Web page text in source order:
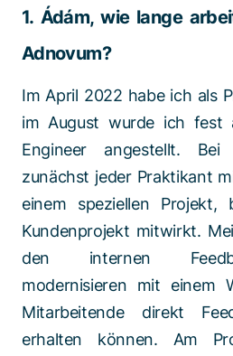
1. Ádám, wie lange
Adnovum?
Im April 2022 habe ich als
im August wurde ich fest
Engineer angestellt. Bei
zunächst jeder Praktikant
einem speziellen
Kundenprojekt mitwirkt.
den internen
modernisieren mit einem
Mitarbeitende direkt
erhalten können. Am